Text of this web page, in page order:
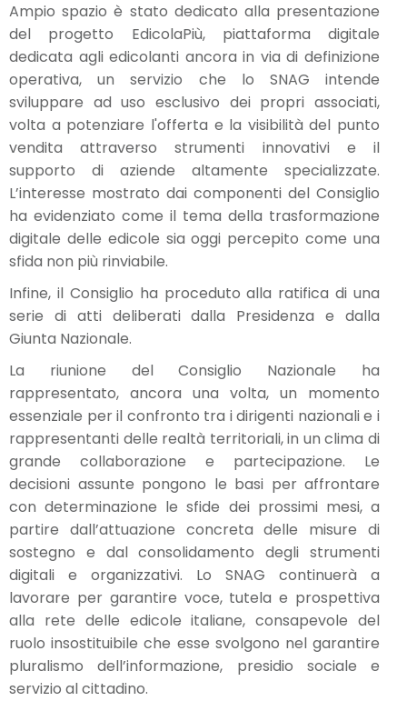
Ampio spazio è stato dedicato alla presentazione
del progetto EdicolaPiù, piattaforma digitale
dedicata agli edicolanti ancora in via di definizione
operativa, un servizio che lo SNAG intende
sviluppare ad uso esclusivo dei propri associati,
volta a potenziare l'offerta e la visibilità del punto
vendita attraverso strumenti innovativi e il
supporto di aziende altamente specializzate.
L’interesse mostrato dai componenti del Consiglio
ha evidenziato come il tema della trasformazione
digitale delle edicole sia oggi percepito come una
sfida non più rinviabile.
Infine, il Consiglio ha proceduto alla ratifica di una
serie di atti deliberati dalla Presidenza e dalla
Giunta Nazionale.
La riunione del Consiglio Nazionale ha
rappresentato, ancora una volta, un momento
essenziale per il confronto tra i dirigenti nazionali e i
rappresentanti delle realtà territoriali, in un clima di
grande collaborazione e partecipazione. Le
decisioni assunte pongono le basi per affrontare
con determinazione le sfide dei prossimi mesi, a
partire dall’attuazione concreta delle misure di
sostegno e dal consolidamento degli strumenti
digitali e organizzativi. Lo SNAG continuerà a
lavorare per garantire voce, tutela e prospettiva
alla rete delle edicole italiane, consapevole del
ruolo insostituibile che esse svolgono nel garantire
pluralismo dell’informazione, presidio sociale e
servizio al cittadino.